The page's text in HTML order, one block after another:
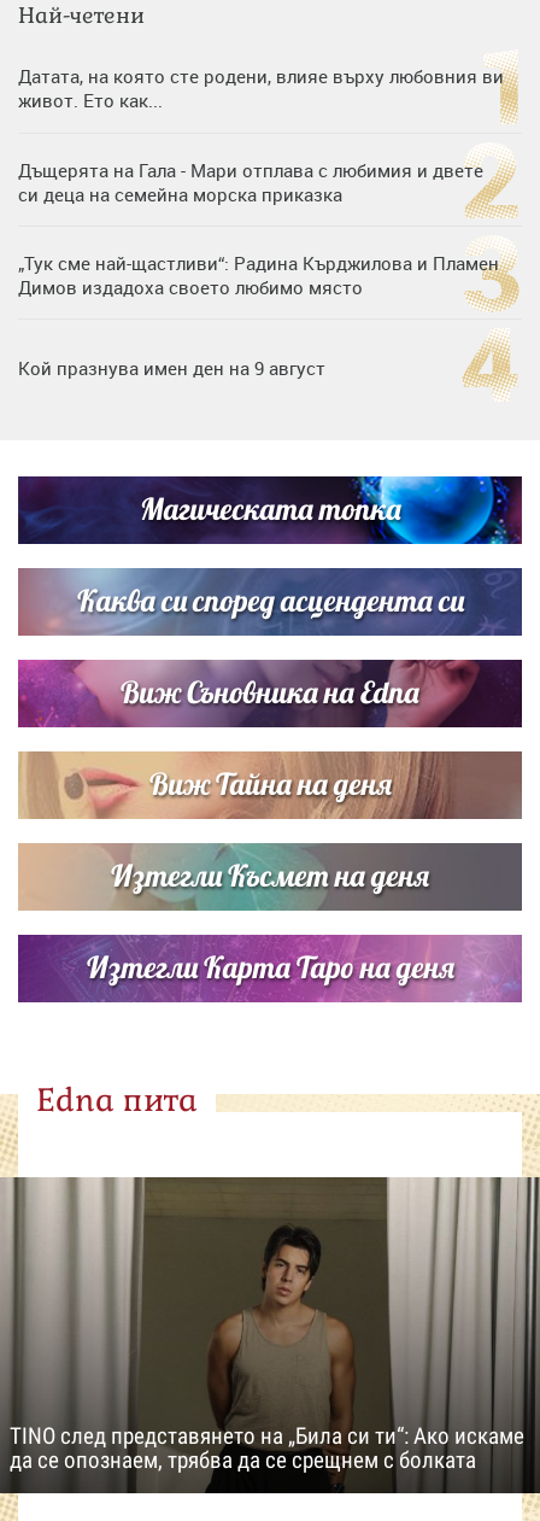
Най-четени
Датата, на която сте родени, влияе върху любовния ви
живот. Ето как...
Дъщерята на Гала - Мари отплава с любимия и двете
си деца на семейна морска приказка
„Тук сме най-щастливи“: Радина Кърджилова и Пламен
Димов издадоха своето любимо място
Кой празнува имен ден на 9 август
Братя Аргирови я изненадаха с песен
Магическата топка
Каква си според асцендента си
Виж Съновника на Edna
Виж Тайна на деня
Изтегли Късмет на деня
Изтегли Карта Таро на деня
Edna пита
TINO след представянето на „Била си ти“: Ако искаме
да се опознаем, трябва да се срещнем с болката